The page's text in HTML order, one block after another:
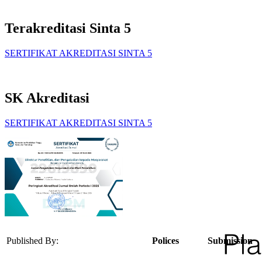
Terakreditasi Sinta 5
SERTIFIKAT AKREDITASI SINTA 5
SK Akreditasi
SERTIFIKAT AKREDITASI SINTA 5
Published By:
Polices
Submission